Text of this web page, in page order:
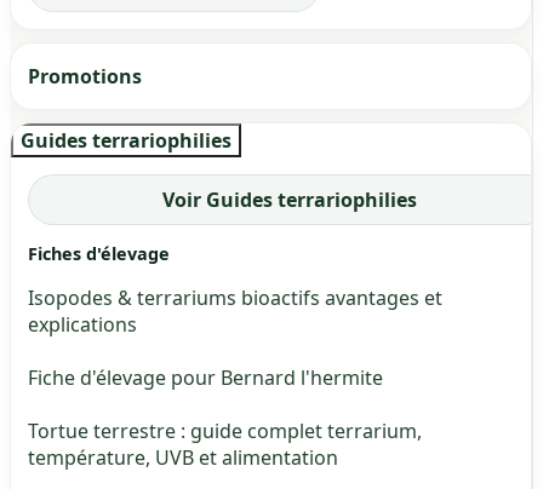
Promotions
Guides terrariophilies
Voir Guides terrariophilies
Fiches d'élevage
Isopodes & terrariums bioactifs avantages et
explications
Fiche d'élevage pour Bernard l'hermite
Tortue terrestre : guide complet terrarium,
température, UVB et alimentation